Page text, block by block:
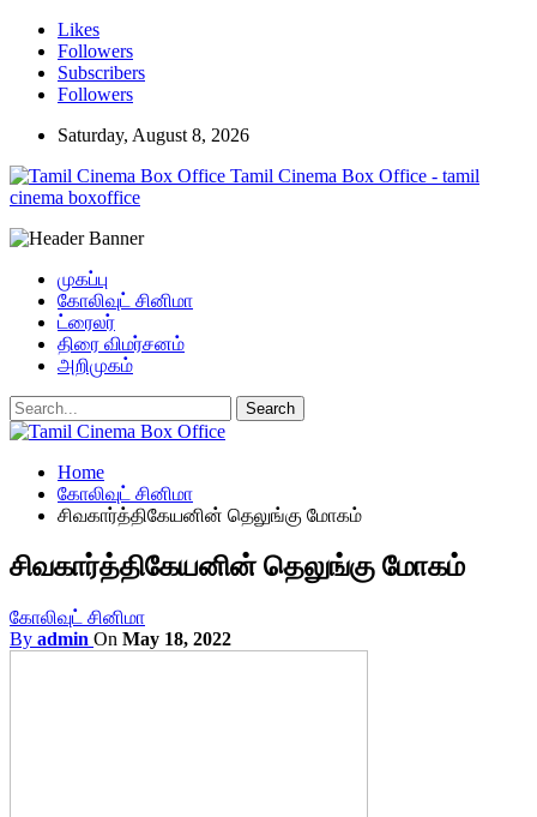
Likes
Followers
Subscribers
Followers
Saturday, August 8, 2026
Tamil Cinema Box Office - tamil
cinema boxoffice
முகப்பு
கோலிவுட் சினிமா
ட்ரைலர்
திரை விமர்சனம்
அறிமுகம்
Home
கோலிவுட் சினிமா
சிவகார்த்திகேயனின் தெலுங்கு மோகம்
சிவகார்த்திகேயனின் தெலுங்கு மோகம்
கோலிவுட் சினிமா
By admin On May 18, 2022